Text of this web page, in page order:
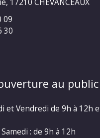
09
30
au
et Vendredi de 9h à 12h
: de 9h à 12h